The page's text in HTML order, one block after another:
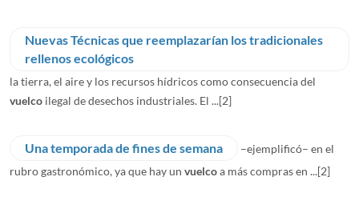
Nuevas Técnicas que reemplazarían los tradicionales
rellenos ecológicos
la tierra, el aire y los recursos hídricos como consecuencia del
vuelco ilegal de desechos industriales. El ...[2]
Una temporada de fines de semana
–ejemplificó– en el
rubro gastronómico, ya que hay un vuelcoa más compras en ...[2]